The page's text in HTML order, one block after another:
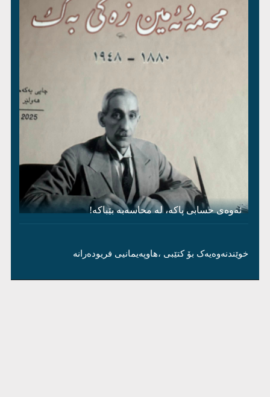
ئەوەی حسابی پاکە، لە محاسەبە بێباکە!
خوێندنەوەیەک بۆ کتێبی ،هاوپەیمانیی فریودەرانە